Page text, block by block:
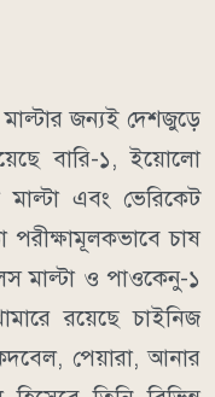
জন্যই দেশজুড়ে
বারি-১, ইয়োলো
মাল্টা এবং ভেরিকেট
চাষ
মাল্টা ও পাওকেনু-১
রয়েছে চাইনিজ
পেয়ারা, আনার